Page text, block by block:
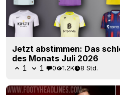
Jetzt abstimmen: Das
des Monats Juli 2026
1 1 0 1.2K 8 Std.